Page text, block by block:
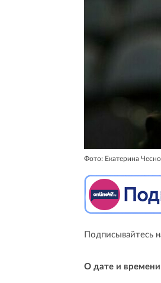
Фото: Екатерина
Подписывайтесь
О дате и